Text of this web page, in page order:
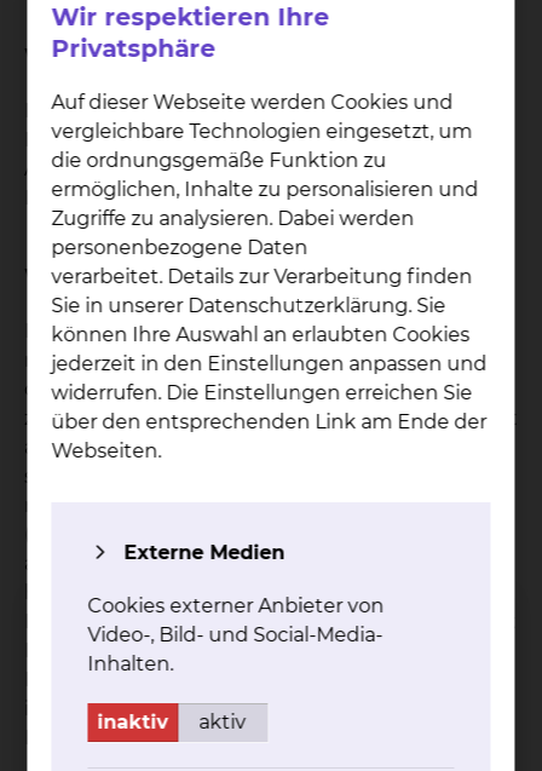
Wie wirkt die Behandlung?
Die Grundlage der 3D-konformalen
Bestrahlungstechnik ist ein komplexer
Arbeitsprozess zwischen Ärzten, Physikern und
MTRA.
Wie ist der Ablauf der Behandlung?
Dieser erfolgt in mehreren Schritten. Zunächst
muss der Tumor lokalisiert werden Dafür wird von
dem Patienten eine Computertomographie der
zu bestrahlenden Region angefertigt. Diese erfolgt
auf und mit besonderen Lagerungshilfen und mit
speziellen Masken für den Kopf in einer später
auf die Haut eingezeichnet und mit
hautverträglichen Pflastern fixiert, um die exakte
Lagerung unter der Therapie zu gewährleisten. Mit
Hilfe eines computerunterstützten
im CT-Bilddatensatz das Zielvolumen und die
Risikoorgane.
Wir respektieren Ihre
Privatsphäre
Auf dieser Webseite werden Cookies und
vergleichbare Technologien eingesetzt, um
die ordnungsgemäße Funktion zu
ermöglichen, Inhalte zu personalisieren und
Zugriffe zu analysieren. Dabei werden
personenbezogene Daten
verarbeitet. Details zur Verarbeitung finden
Sie in unserer Datenschutzerklärung. Sie
können Ihre Auswahl an erlaubten Cookies
jederzeit in den Einstellungen anpassen und
widerrufen. Die Einstellungen erreichen Sie
über den entsprechenden Link am Ende der
Webseiten.
Externe Medien
Cookies externer Anbieter von
Video-, Bild- und Social-Media-
Inhalten.
inaktiv aktiv